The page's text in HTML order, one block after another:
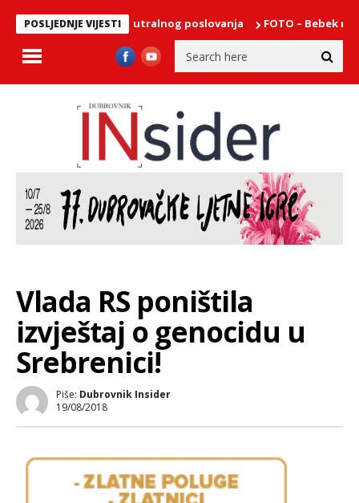
POSLJEDNJE VIJESTI
put CO₂ neutralnog poslovanja FOTO – Bebek
Vlada RS poništila
izvještaj o genocidu u
Srebrenici!
Piše: Dubrovnik Insider
19/08/2018